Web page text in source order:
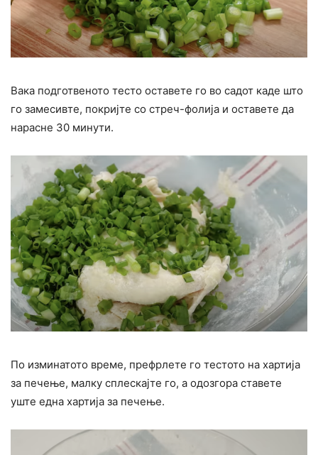
Вака подготвеното тесто оставете го во садот каде што
го замесивте, покријте со стреч-фолија и оставете да
нарасне 30 минути.
По изминатото време, префрлете го тестото на хартија
за печење, малку сплескајте го, а одозгора ставете
уште една хартија за печење.